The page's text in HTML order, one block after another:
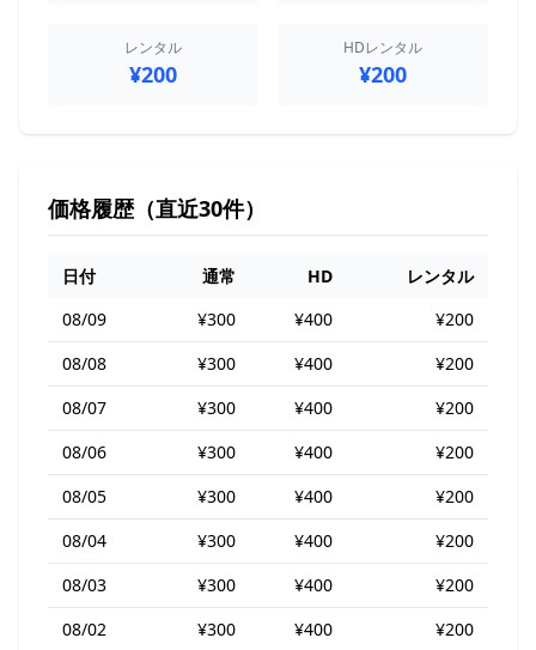
レンタル
¥200
HDレンタル
¥200
価格履歴（直近30件）
日付 通常 HD
レンタル
08/09
¥300 ¥400
¥200
08/08
¥300 ¥400
¥200
08/07
¥300 ¥400
¥200
08/06
¥300 ¥400
¥200
08/05
¥300 ¥400
¥200
08/04
¥300 ¥400
¥200
08/03
¥300 ¥400
¥200
08/02
¥300 ¥400 ¥200